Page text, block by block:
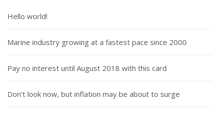
Hello world!
Marine industry growing at a fastest pace since 2000
Pay no interest until August 2018 with this card
Don’t look now, but inflation may be about to surge